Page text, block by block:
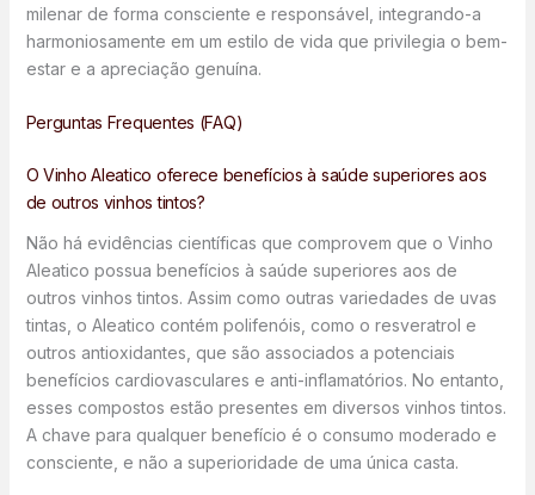
milenar de forma consciente e responsável, integrando-a
harmoniosamente em um estilo de vida que privilegia o bem-
estar e a apreciação genuína.
Perguntas Frequentes (FAQ)
O Vinho Aleatico oferece benefícios à saúde superiores aos
de outros vinhos tintos?
Não há evidências científicas que comprovem que o Vinho
Aleatico possua benefícios à saúde superiores aos de
outros vinhos tintos. Assim como outras variedades de uvas
tintas, o Aleatico contém polifenóis, como o resveratrol e
outros antioxidantes, que são associados a potenciais
benefícios cardiovasculares e anti-inflamatórios. No entanto,
esses compostos estão presentes em diversos vinhos tintos.
A chave para qualquer benefício é o consumo moderado e
consciente, e não a superioridade de uma única casta.